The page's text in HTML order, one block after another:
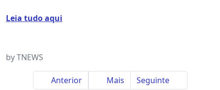
Leia tudo aqui
by TNEWS
Anterior Mais Seguinte